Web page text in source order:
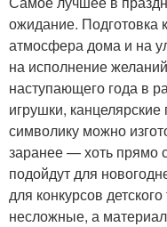
ожидание. Подготовка
атмосфера дома и на
на исполнение
наступающего года в
игрушки,
символику можно
заранее — хоть прямо
подойдут для
для конкурсов
несложные, а